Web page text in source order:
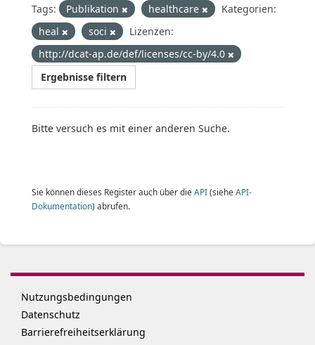
Tags: Publikation healthcare
Kategorien:
heal
soci
Lizenzen:
http://dcat-ap.de/def/licenses/cc-by/4.0
Ergebnisse filtern
Bitte versuch es mit einer anderen Suche.
Sie können dieses Register auch über die API(siehe API-
Dokumentation) abrufen.
Nutzungsbedingungen
Datenschutz
Barrierefreiheitserklärung